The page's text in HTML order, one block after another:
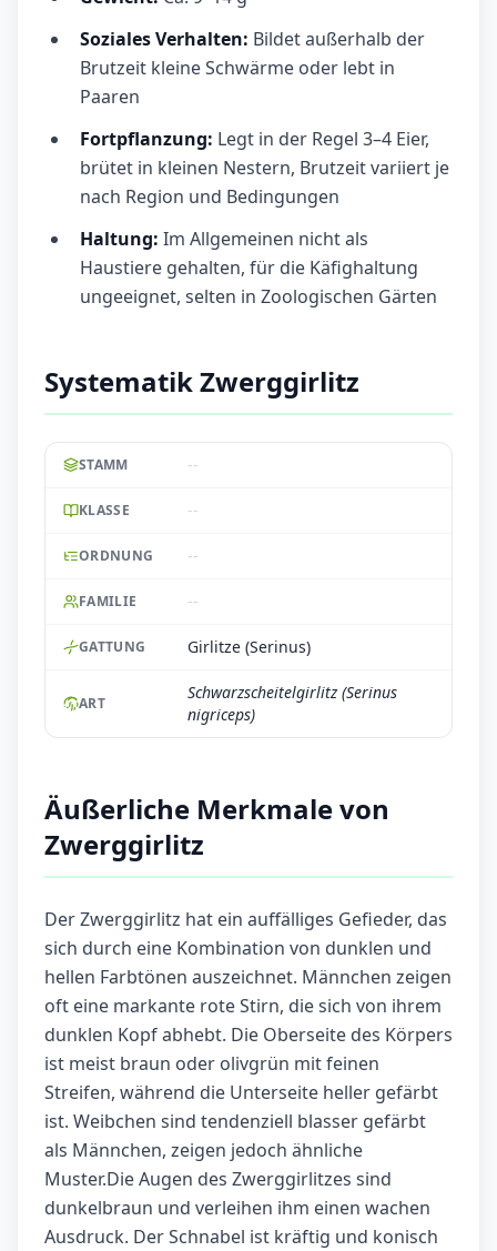
Soziales Verhalten: Bildet außerhalb der
Brutzeit kleine Schwärme oder lebt in
Paaren
Fortpflanzung: Legt in der Regel 3–4 Eier,
brütet in kleinen Nestern, Brutzeit variiert je
nach Region und Bedingungen
Haltung: Im Allgemeinen nicht als
Haustiere gehalten, für die Käfighaltung
ungeeignet, selten in Zoologischen Gärten
Systematik Zwerggirlitz
STAMM --
KLASSE --
ORDNUNG --
FAMILIE --
GATTUNG Girlitze (Serinus)
ART
Schwarzscheitelgirlitz (Serinus
nigriceps)
Äußerliche Merkmale von
Zwerggirlitz
Der Zwerggirlitz hat ein auffälliges Gefieder, das
sich durch eine Kombination von dunklen und
hellen Farbtönen auszeichnet. Männchen zeigen
oft eine markante rote Stirn, die sich von ihrem
dunklen Kopf abhebt. Die Oberseite des Körpers
ist meist braun oder olivgrün mit feinen
Streifen, während die Unterseite heller gefärbt
ist. Weibchen sind tendenziell blasser gefärbt
als Männchen, zeigen jedoch ähnliche
Muster.Die Augen des Zwerggirlitzes sind
dunkelbraun und verleihen ihm einen wachen
Ausdruck. Der Schnabel ist kräftig und konisch